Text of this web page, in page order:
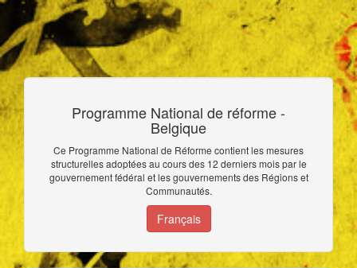
Programme National de réforme -
Belgique
Ce Programme National de Réforme contient les mesures
structurelles adoptées au cours des 12 derniers mois par le
gouvernement fédéral et les gouvernements des Régions et
Communautés.
Français